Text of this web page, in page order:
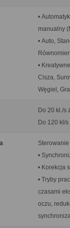
•
manualny
• Auto,
•
Cisza,
Węgiel,
Do 20 kl./s
Do 120 kl/
•
• Korekcja
• Tryby
czasami
oczu,